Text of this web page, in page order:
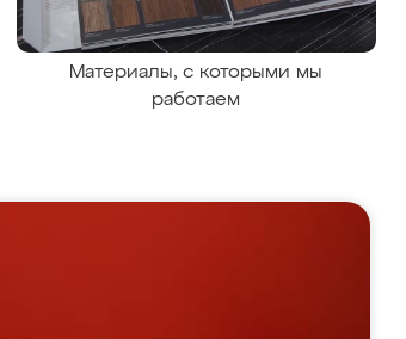
Материалы, с которыми мы
работаем